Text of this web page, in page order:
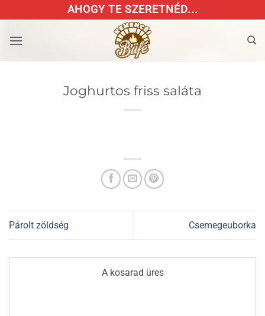
to
content
AHOGY TE SZERETNÉD...
Joghurtos friss saláta
Párolt zöldség Csemegeuborka
A kosarad üres